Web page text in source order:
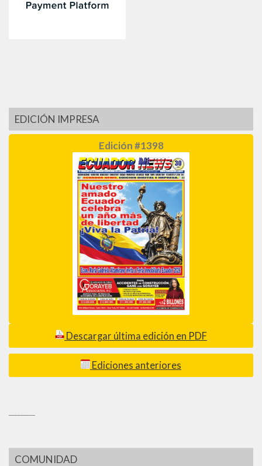
EDICIÓN IMPRESA
Edición #1398
Descargar última edición en PDF
Ediciones anteriores
COMUNIDAD